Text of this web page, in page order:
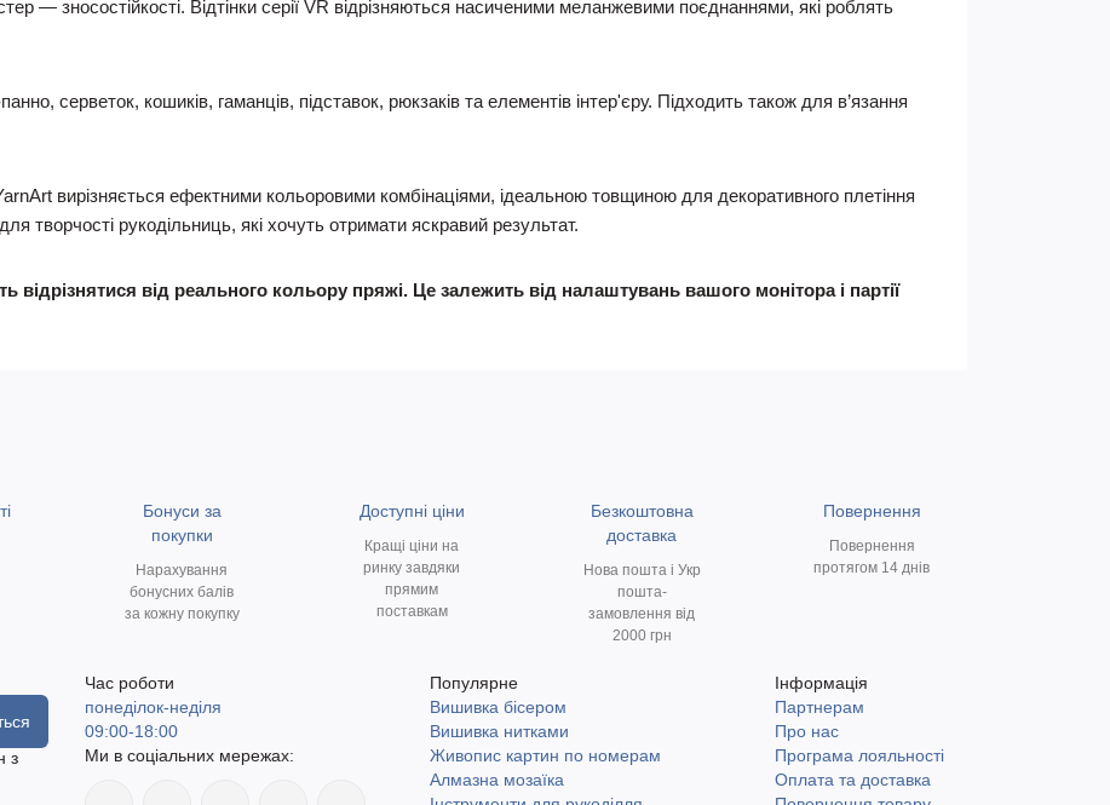
— зносостійкості. Відтінки серії VR відрізняються насиченими меланжевими поєднаннями, які роблять
серветок, кошиків, гаманців, підставок, рюкзаків та елементів інтер'єру. Підходить також для в’язання
вирізняється ефектними кольоровими комбінаціями, ідеальною товщиною для декоративного плетіння
творчості рукодільниць, які хочуть отримати яскравий результат.
відрізнятися від реального кольору пряжі. Це залежить від налаштувань вашого монітора і партії
Бонуси за
покупки
Нарахування
бонусних балів
за кожну покупку
Доступні ціни
Кращі ціни на
ринку завдяки
прямим
поставкам
Безкоштовна
доставка
Нова пошта і Укр
пошта-
замовлення від
2000 грн
Повернення
Повернення
протягом 14 днів
з
Час роботи
понеділок-неділя
09:00-18:00
Ми в соціальних мережах:
Популярне
Вишивка бісером
Вишивка нитками
Живопис картин по номерам
Алмазна мозаїка
Інформація
Партнерам
Про нас
Програма лояльності
Оплата та доставка